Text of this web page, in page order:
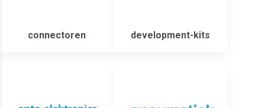
connectoren development-kits